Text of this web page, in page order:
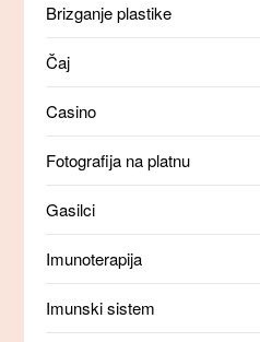
Brizganje plastike
Čaj
Casino
Fotografija na platnu
Gasilci
Imunoterapija
Imunski sistem